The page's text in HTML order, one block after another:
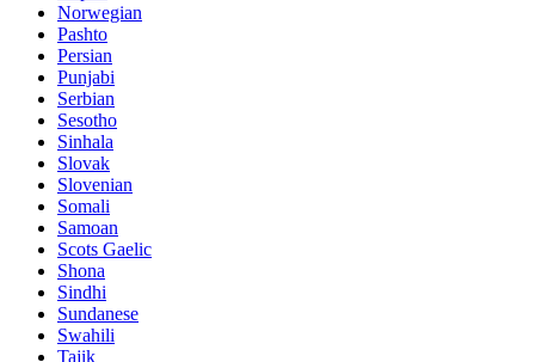
Norwegian
Pashto
Persian
Punjabi
Serbian
Sesotho
Sinhala
Slovak
Slovenian
Somali
Samoan
Scots Gaelic
Shona
Sindhi
Sundanese
Swahili
Tajik